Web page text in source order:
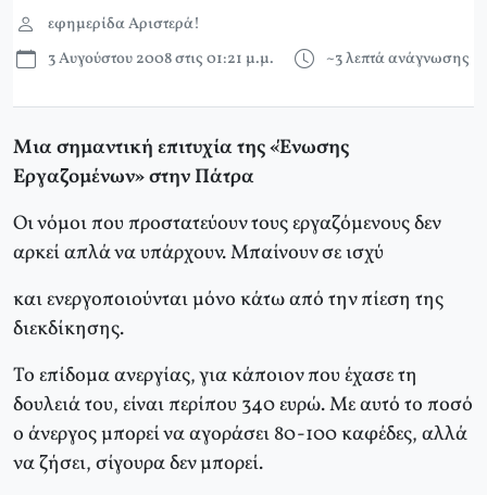
εφημερίδα Αριστερά!
3 Αυγούστου 2008 στις 01:21 μ.μ.
~3 λεπτά ανάγνωσης
Μια σημαντική επιτυχία της «Ένωσης
Εργαζομένων» στην Πάτρα
Oι νόμοι που προστατεύουν τους εργαζόμενους δεν
αρκεί απλά να υπάρχουν. Μπαίνουν σε ισχύ
και ενεργοποιούνται μόνο κάτω από την πίεση της
διεκδίκησης.
Το επίδομα ανεργίας, για κάποιον που έχασε τη
δουλειά του, είναι περίπου 340 ευρώ. Με αυτό το ποσό
ο άνεργος μπορεί να αγοράσει 80-100 καφέδες, αλλά
να ζήσει, σίγουρα δεν μπορεί.